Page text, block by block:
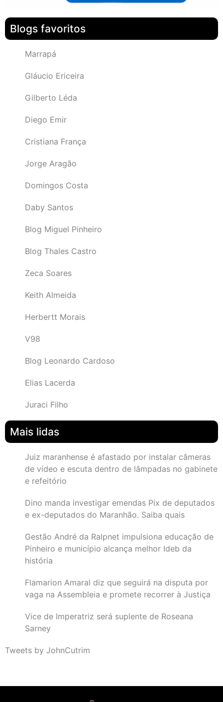
Blogs favoritos
Marrapá
Gláucio Ericeira
Gilberto Léda
Diego Emir
Cristiana França
Jorge Aragão
Domingos Costa
Daby Santos
Blog Miguel Pinheiro
Blog Thales Castro
Zeca Soares
Keith Almeida
Herbertt Morais
V98
Blog Leonardo Cardoso
Elias Lacerda
Juraci Filho
Mais lidas
Juiz maranhense é afastado por instalar câmeras
de vídeo e escuta dentro de lâmpadas no gabinete
e refeitório
Dino manda investigar emendas Pix de deputados
e ex-deputados do Maranhão. Saiba quais
Gestão André da Ralpnet impulsiona educação de
Pinheiro e município alcança melhor Ideb da
história
Flamarion Amaral diz que seguirá na disputa por
vaga na Assembleia e promete recorrer à Justiça
Vice de Imperatriz será suplente de Roseana
Sarney
Tweets by JohnCutrim